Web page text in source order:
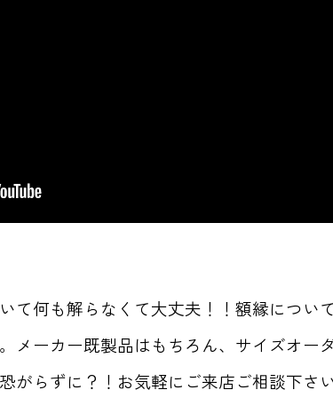
て何も解らなくて大丈夫！！額縁につい
メーカー既製品はもちろん、サイズオー
がらずに？！お気軽にご来店ご相談下さい